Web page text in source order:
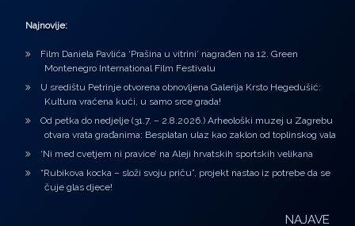
Najnovije:
Film Daniela Pavlića ‘Prašina u vitrini’ nagrađen na 12. Green
Montenegro International Film Festivalu
U središtu Petrinje otvorena obnovljena Galerija Krsto Hegedušić:
Kultura vraćena kući, u samo srce grada!
Od petka do nedjelje (31.7. – 2.8.2026.) Arheološki muzej u Zagrebu
otvara vrata građanima: Besplatan ulaz kao zaklon od toplinskog vala
‘Ni med cvetjem ni pravice’ na Aleji hrvatskih sportskih velikana
“Rubikova kocka – složi svoju priču”, projekt nastao iz potrebe da se
čuje glas djece!
NAJAVE